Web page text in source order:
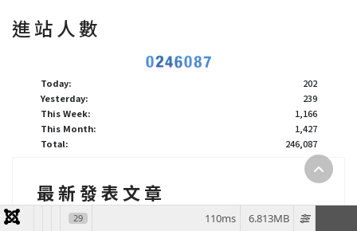
進 站 人 數
Today:
202
Yesterday:
239
This Week:
1,166
This Month:
1,427
Total:
246,087
最 新 發 表 文 章
29 6.813MB
110ms